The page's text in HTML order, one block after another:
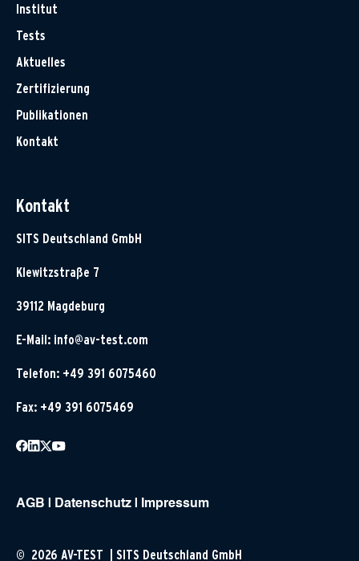
Institut
Tests
Aktuelles
Zertifizierung
Publikationen
Kontakt
Kontakt
SITS Deutschland GmbH
Klewitzstraße 7
39112 Magdeburg
E-Mail: info@av-test.com
Telefon: +49 391 6075460
Fax: +49 391 6075469
AGB Datenschutz Impressum
© 2026 AV-TEST | SITS Deutschland GmbH